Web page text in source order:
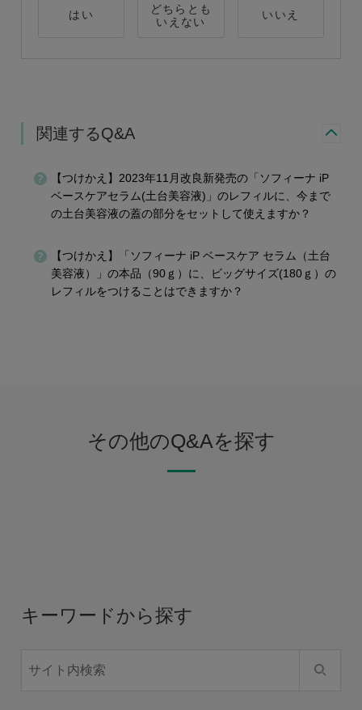
はい
どちらとも
いえない
いいえ
関連するQ&A
【つけかえ】2023年11月改良新発売の「ソフィーナ iP
ベースケアセラム(土台美容液)」のレフィルに、今まで
の土台美容液の蓋の部分をセットして使えますか？
【つけかえ】「ソフィーナ iP ベースケア セラム（土台
美容液）」の本品（90ｇ）に、ビッグサイズ(180ｇ）の
レフィルをつけることはできますか？
その他のQ&Aを探す
キーワードから探す